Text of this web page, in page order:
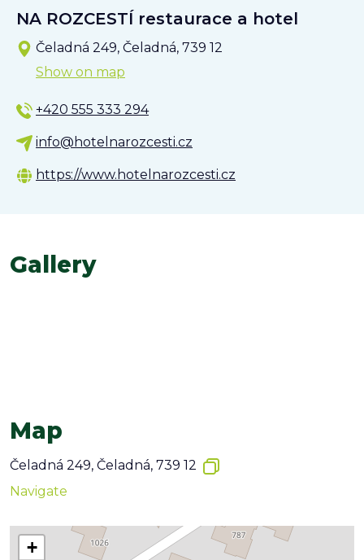
NA ROZCESTÍ restaurace a hotel
Čeladná 249, Čeladná, 739 12
Show on map
+420 555 333 294
info@hotelnarozcesti.cz
https://www.hotelnarozcesti.cz
Gallery
Map
Čeladná 249, Čeladná, 739 12
Navigate
+